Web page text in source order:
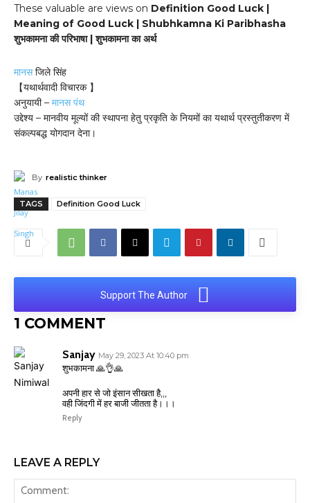
These valuable are views on Definition Good Luck |
Meaning of Good Luck | Shubhkamna Ki Paribhasha
शुभकामना की परिभाषा | शुभकामना का अर्थ
मानसजिले सिंह
【यथार्थवादी विचारक 】
अनुयायी – मानस पंथ
उद्देश्य – मानवीय मूल्यों की स्थापना हेतु प्रकृति के नियमों का यथार्थ प्रस्तुतीकरण में
संकल्पबद्ध योगदान देना।
By realistic thinker
TAGS Definition Good Luck
Support The Author
1 COMMENT
Sanjay May 29, 2023 At 10:40 pm
शुभकामना 🙏👌🙏
अपनी हार से जो इंसान सीखता है,,,
वही जिंदगी में हर बाजी जीतता है।।।
Reply
LEAVE A REPLY